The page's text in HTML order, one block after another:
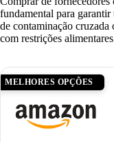
fundamental para
de contaminação cruzada
com restrições
MELHORES OPÇÕES